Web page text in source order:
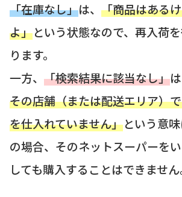
「在庫なし」は、 「商品はある
よ」という状態なので、再入荷
ります。
一方、 「検索結果に該当なし」は
その店舗（または配送エリア）
を仕入れていません」という意
の場合、そのネットスーパーを
しても購入することはできません